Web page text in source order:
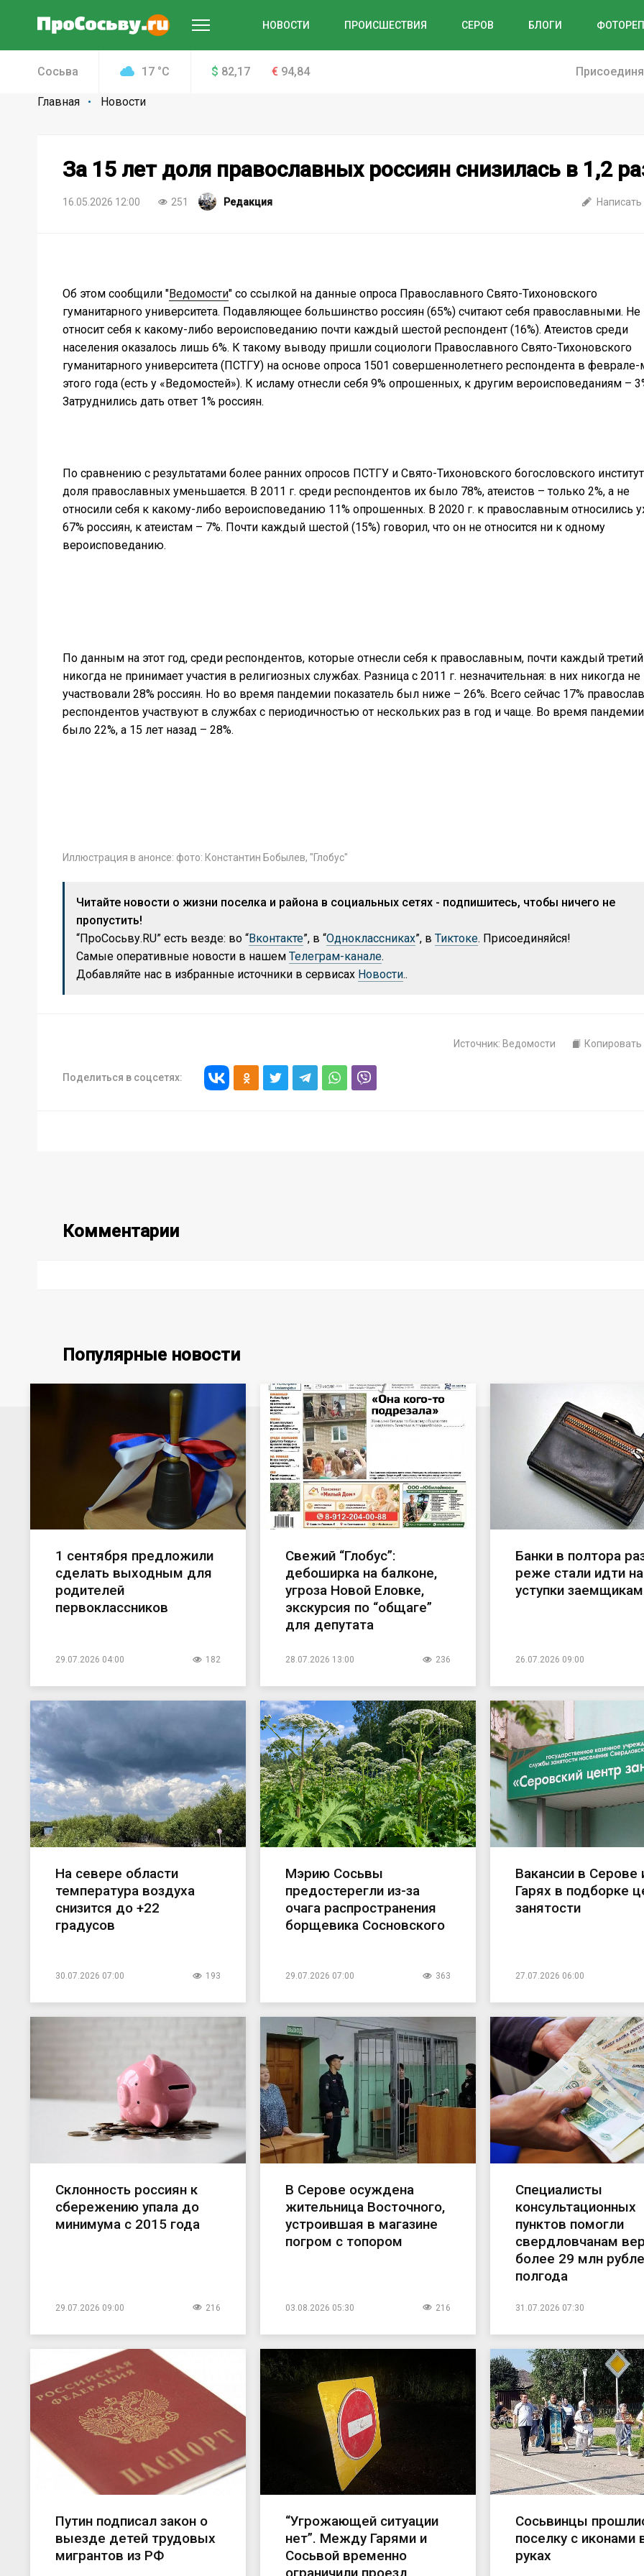
НОВОСТИ ПРОИСШЕСТВИЯ СЕРОВ БЛОГИ
Сосьва 17 °C $ 82,17 € 94,84
Главная Новости
За 15 лет доля православных россиян снизилась в 1,2
16.05.2026 12:00 251 Редакция
Об этом сообщили "Ведомости" со ссылкой на данные опроса Православного Свято-Тихоновского
гуманитарного университета. Подавляющее большинство россиян (65%) считают себя православными. Не
относит себя к какому-либо вероисповеданию почти каждый шестой респондент (16%). Атеистов среди
населения оказалось лишь 6%. К такому выводу пришли социологи Православного Свято-Тихоновского
гуманитарного университета (ПСТГУ) на основе опроса 1501 совершеннолетнего респондента в феврале-
этого года (есть у «Ведомостей»). К исламу отнесли себя 9% опрошенных, к другим вероисповеданиям –
Затруднились дать ответ 1% россиян.
По сравнению с результатами более ранних опросов ПСТГУ и Свято-Тихоновского богословского
доля православных уменьшается. В 2011 г. среди респондентов их было 78%, атеистов – только 2%, а не
относили себя к какому-либо вероисповеданию 11% опрошенных. В 2020 г. к православным относились
67% россиян, к атеистам – 7%. Почти каждый шестой (15%) говорил, что он не относится ни к одному
вероисповеданию.
По данным на этот год, среди респондентов, которые отнесли себя к православным, почти каждый
никогда не принимает участия в религиозных службах. Разница с 2011 г. незначительная: в них никогда не
участвовали 28% россиян. Но во время пандемии показатель был ниже – 26%. Всего сейчас 17%
респондентов участвуют в службах с периодичностью от нескольких раз в год и чаще. Во время
было 22%, а 15 лет назад – 28%.
Иллюстрация в анонсе: фото: Константин Бобылев, "Глобус"
Читайте новости о жизни поселка и района в социальных сетях - подпишитесь, чтобы ничего не
пропустить!
“ПроСосьву.RU” есть везде: во “Вконтакте”, в “Одноклассниках”, в Тиктоке. Присоединяйся!
Самые оперативные новости в нашем Телеграм-канале.
Добавляйте нас в избранные источники в сервисах Новости..
Источник: Ведомости Копировать
Поделиться в соцсетях:
Комментарии
Популярные новости
1 сентября предложили
сделать выходным для
родителей
первоклассников
29.07.2026 04:00 182
Свежий “Глобус”:
дебоширка на балконе,
угроза Новой Еловке,
экскурсия по “общаге”
для депутата
28.07.2026 13:00 236
Банки в полтора
реже стали идти на
уступки заемщикам
26.07.2026 09:00
На севере области
температура воздуха
снизится до +22
градусов
30.07.2026 07:00 193
Мэрию Сосьвы
предостерегли из-за
очага распространения
борщевика Сосновского
29.07.2026 07:00 363
Вакансии в Серове
Гарях в подборке
занятости
27.07.2026 06:00
Склонность россиян к
сбережению упала до
минимума с 2015 года
29.07.2026 09:00 216
В Серове осуждена
жительница Восточного,
устроившая в магазине
погром с топором
03.08.2026 05:30 216
Специалисты
консультационных
пунктов помогли
свердловчанам
более 29 млн
полгода
31.07.2026 07:30
Путин подписал закон о
выезде детей трудовых
мигрантов из РФ
“Угрожающей ситуации
нет”. Между Гарями и
Сосьвой временно
Сосьвинцы
поселку с иконами
руках